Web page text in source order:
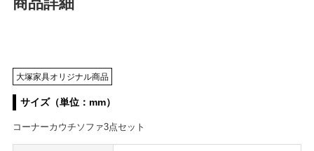
大塚家具オリジナル商品
サイズ（単位：mm）
コーナーカウチソファ3点セット